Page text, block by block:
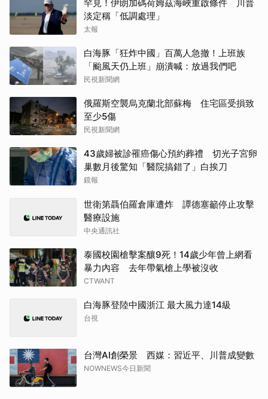
罕見！伊朗加碼荷姆茲海峽重啟條件 川普
淡定稱「低調處理」
太報
白海豚「狂炸中國」百萬人急撤！上班族
「颱風天仍上班」崩潰喊：放過我們吧
民視新聞網
俄羅斯空襲烏克蘭北部蘇梅 住宅區受損致
至少5傷
民視新聞網
43歲婦被診罹癌傷心預約葬禮 切光子宮卵
巢數月後驚知「醫院搞錯了」白挨刀
鏡報
世衛第聶伯羅倉庫遭炸 譚德塞籲停止攻擊
醫療設施
中央通訊社
泰國校園槍擊案釀9死！14歲少年曾上網看
暴力內容 去年帶氣槍上學被沒收
CTWANT
白海豚登陸中國浙江 最大風力達14級
台視
台灣AI創榮景 西媒：習近平、川普成變數
NOWNEWS今日新聞